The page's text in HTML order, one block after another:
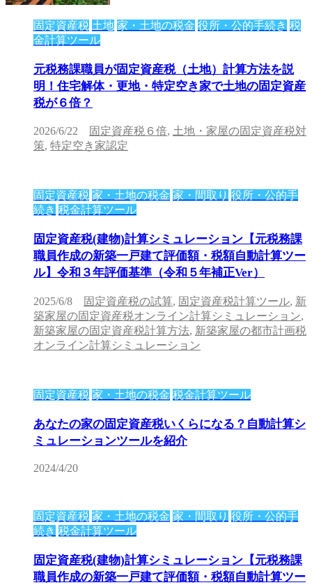
固定資産税 土地 家・土地の税金 役所・公的手続き 税
金計算ツール
元税務課職員が固定資産税（土地）計算方法を説
明！住宅解体・更地・特定空き家で土地の固定資産
税が６倍？
2026/6/22 固定資産税６倍, 土地・家屋の固定資産税対
策, 特定空き家認定
固定資産税 家・土地の税金 家・間取り 役所・公的手
続き 税金計算ツール
固定資産税(建物)計算シミュレーション【元税務課
職員作成の新築一戸建て評価額・税額自動計算ツー
ル】令和３年評価基準（令和５年補正Ver）
2025/6/8 固定資産税の試算, 固定資産税計算ツール, 新
築家屋の固定資産税オンライン計算シミュレーション,
新築家屋の固定資産税計算方法, 新築家屋の都市計画税
オンライン計算シミュレーション
固定資産税 家・土地の税金 税金計算ツール
あなたの家の固定資産税いくらになる？自動計算シ
ミュレーションツールを紹介
2024/4/20
固定資産税 家・土地の税金 家・間取り 役所・公的手
続き 税金計算ツール
固定資産税(建物)計算シミュレーション【元税務課
職員作成の新築一戸建て評価額・税額自動計算ツー